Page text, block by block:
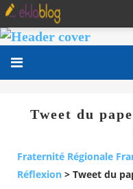
Tweet du
Fraternité Régionale
Réflexion > Tweet du